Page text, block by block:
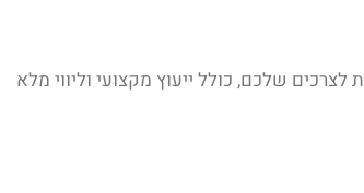
שלכם, כולל ייעוץ מקצועי וליווי מלא